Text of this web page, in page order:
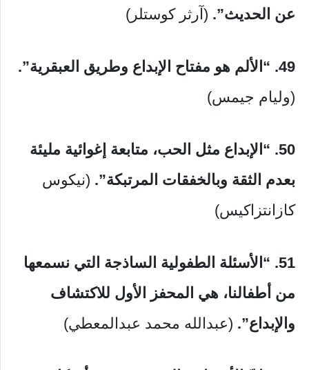
عن الحديث”. (آرثر كوستلر)
49. “الألم هو مفتاح الإبداع وطريق العبقرية”.
(وليام جيمس)
50. “الإبداع مثل الحب، متابعة إغوائية مليئة
بعدم الثقة وبالخفقات المرتبكة”. (نيكوس
كازانتزاكيس)
51. “الأسئلة الطفولية الساذجة التي نسمعها
من أطفالنا، هي المحفز الأول للاكتشاف
والإبداع”. (عبدالله محمد عبدالمعطي)